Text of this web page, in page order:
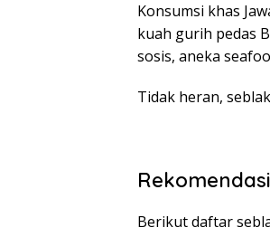
Konsumsi khas
kuah gurih pedas
sosis, aneka
Tidak heran,
Berikut daftar